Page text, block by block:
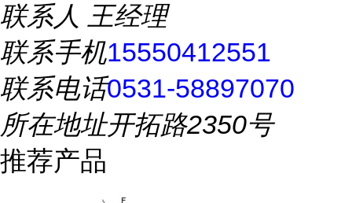
联系人 王经理
联系手机15550412551
联系电话0531-58897070
所在地址开拓路2350号
推荐产品